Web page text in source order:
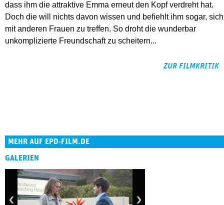
dass ihm die attraktive Emma erneut den Kopf verdreht hat.
Doch die will nichts davon wissen und befiehlt ihm sogar, sich
mit anderen Frauen zu treffen. So droht die wunderbar
unkomplizierte Freundschaft zu scheitern...
ZUR FILMKRITIK
MEHR AUF EPD-FILM.DE
GALERIEN